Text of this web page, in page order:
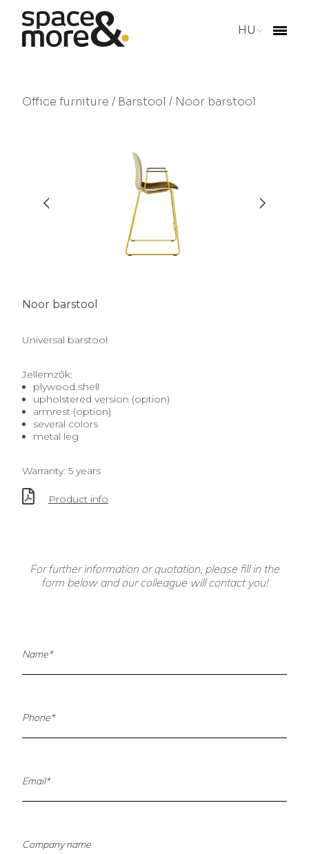
HU
Office furniture / Barstool / Noor barstool
Noor barstool
Universal barstool
Jellemzők:
plywood shell
upholstered version (option)
armrest (option)
several colors
metal leg
Warranty: 5 years
Product info
For further information or quotation, please fill in the
form below and our colleague will contact you!